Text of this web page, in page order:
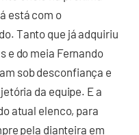
está com o
Tanto que já adquiriu
e do meia Fernando
sob desconfiança e
da equipe. E a
atual elenco, para
pela dianteira em